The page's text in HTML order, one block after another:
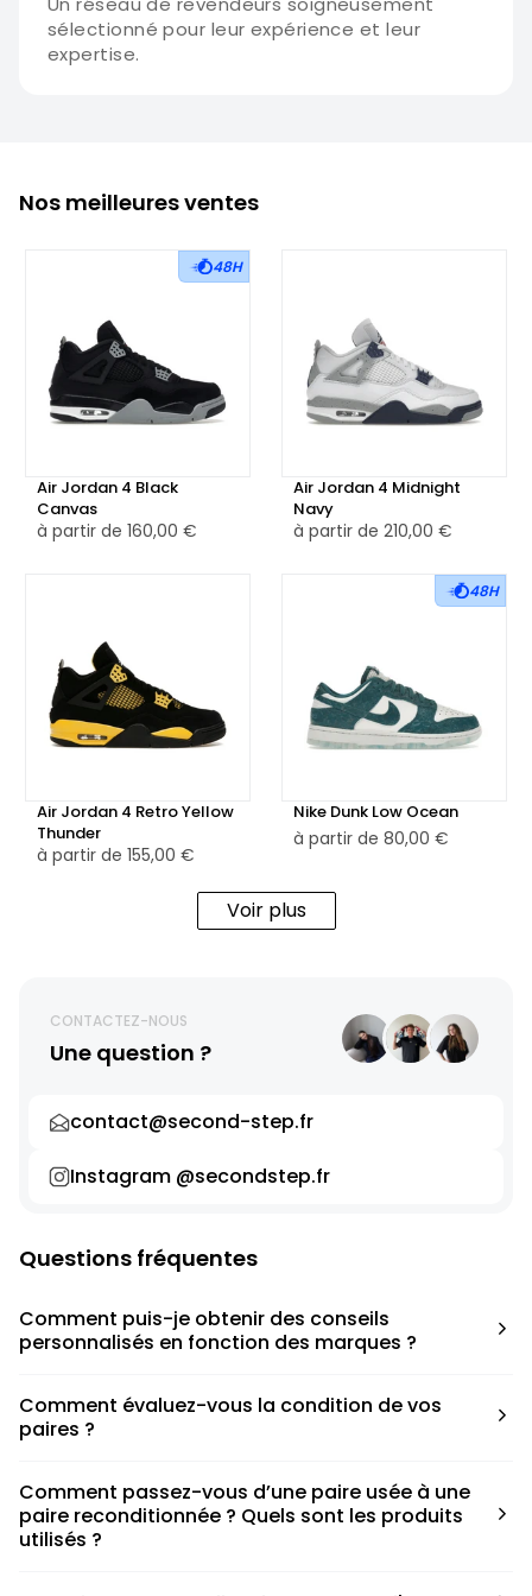
sélectionné pour leur expérience et leur
expertise.
Nos meilleures ventes
48H
Air Jordan 4 Black
Canvas
à partir de 160,00 €
Air Jordan 4 Midnight
Navy
à partir de 210,00 €
Air Jordan 4 Retro Yellow
Thunder
à partir de 155,00 €
48H
Nike Dunk Low Ocean
à partir de 80,00 €
Voir plus
CONTACTEZ-NOUS
Une question ?
contact@second-step.fr
Instagram @secondstep.fr
Questions fréquentes
Comment puis-je obtenir des conseils
personnalisés en fonction des marques ?
pour déterminer la taille appropriée, que ce soit une taille
en dessous, au-dessus ou correspondant à votre taille
Comment évaluez-vous la condition de vos
paires ?
défauts spécifiques de chaque paire.
Comment passez-vous d’une paire usée à une
paire reconditionnée ? Quels sont les produits
utilisés ?